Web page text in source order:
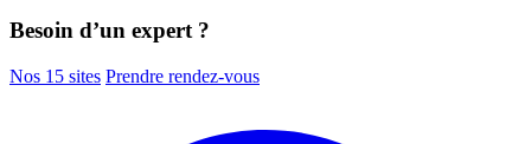
Besoin d’un expert ?
Nos 15 sites Prendre rendez-vous